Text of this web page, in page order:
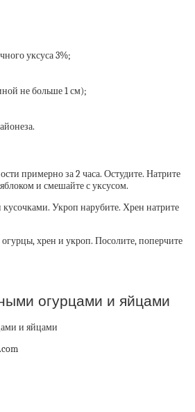
уксуса 3%;
не больше 1 см);
примерно за 2 часа. Остудите. Натрите
и смешайте с уксусом.
Укроп нарубите. Хрен натрите
хрен и укроп. Посолите, поперчите
огурцами и яйцами